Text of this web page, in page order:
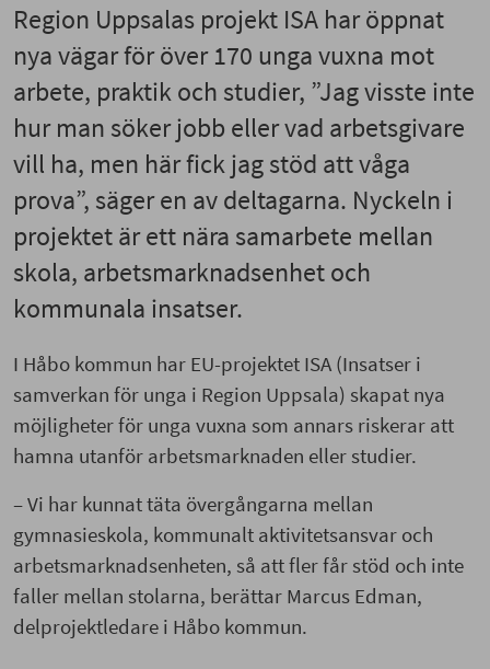
Region Uppsalas projekt ISA har öppnat
nya vägar för över 170 unga vuxna mot
arbete, praktik och studier, ”Jag visste inte
hur man söker jobb eller vad arbetsgivare
vill ha, men här fick jag stöd att våga
prova”, säger en av deltagarna. Nyckeln i
projektet är ett nära samarbete mellan
skola, arbetsmarknadsenhet och
kommunala insatser.
I Håbo kommun har EU-projektet ISA (Insatser i
samverkan för unga i Region Uppsala) skapat nya
möjligheter för unga vuxna som annars riskerar att
hamna utanför arbetsmarknaden eller studier.
– Vi har kunnat täta övergångarna mellan
gymnasieskola, kommunalt aktivitetsansvar och
arbetsmarknadsenheten, så att fler får stöd och inte
faller mellan stolarna, berättar Marcus Edman,
delprojektledare i Håbo kommun.